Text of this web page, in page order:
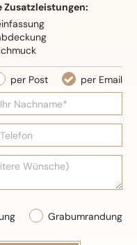
Zusatzleistungen:
Grabumrandung